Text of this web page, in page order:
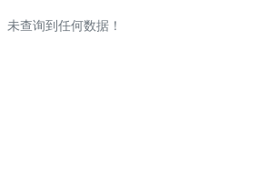
未查询到任何数据！